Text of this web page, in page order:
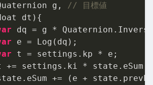
g, // 目標値
t = settings.kp * e;
+= settings.ki * state.eSum;
+= (e +